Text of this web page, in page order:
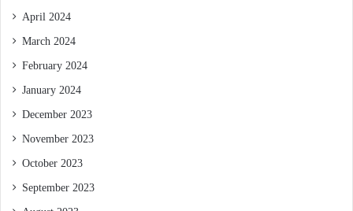
April 2024
March 2024
February 2024
January 2024
December 2023
November 2023
October 2023
September 2023